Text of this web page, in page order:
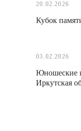
20.02.2026
Кубок
03.02.2026
Юношеские
Иркутская